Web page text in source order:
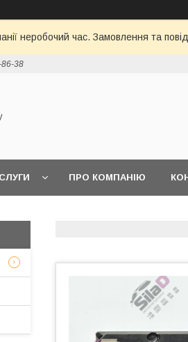
неробочий час. Замовлення та
38
ПРО КОМПАНІЮ